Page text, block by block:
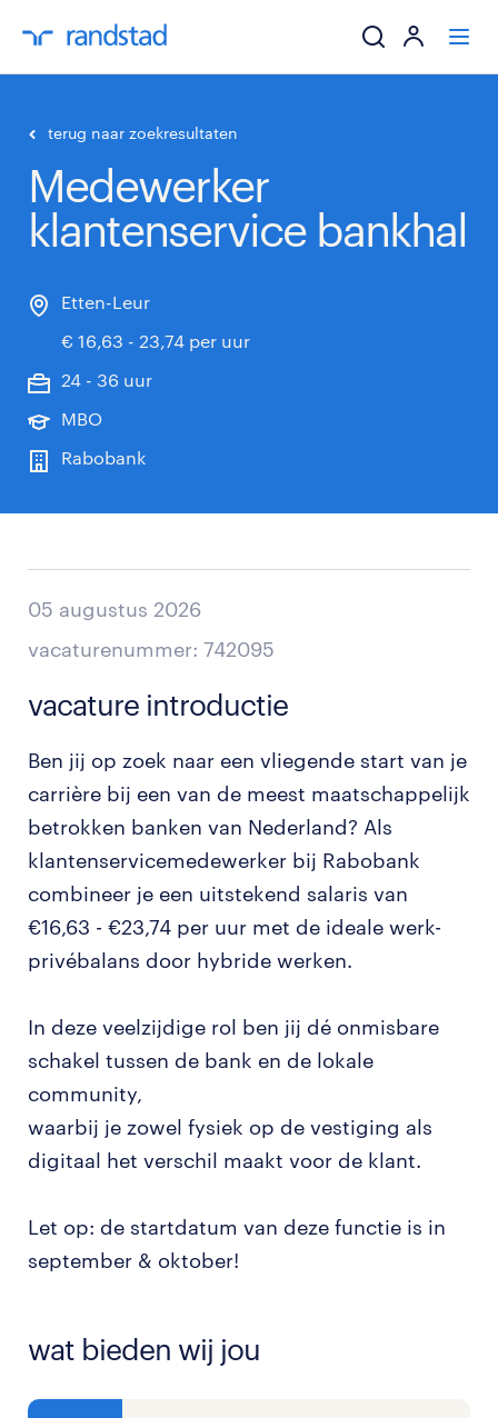
mijn carrière
terug naar zoekresultaten
Medewerker
klantenservice bankhal
Etten-Leur
€ 16,63 - 23,74 per uur
24 - 36 uur
MBO
Rabobank
05 augustus 2026
vacaturenummer: 742095
vacature introductie
Ben jij op zoek naar een vliegende start van je
carrière bij een van de meest maatschappelijk
betrokken banken van Nederland? Als
klantenservicemedewerker bij Rabobank
combineer je een uitstekend salaris van
€16,63 - €23,74 per uur met de ideale werk-
privébalans door hybride werken.
In deze veelzijdige rol ben jij dé onmisbare
schakel tussen de bank en de lokale
community,
waarbij je zowel fysiek op de vestiging als
digitaal het verschil maakt voor de klant.
Let op: de startdatum van deze functie is in
september & oktober!
wat bieden wij jou